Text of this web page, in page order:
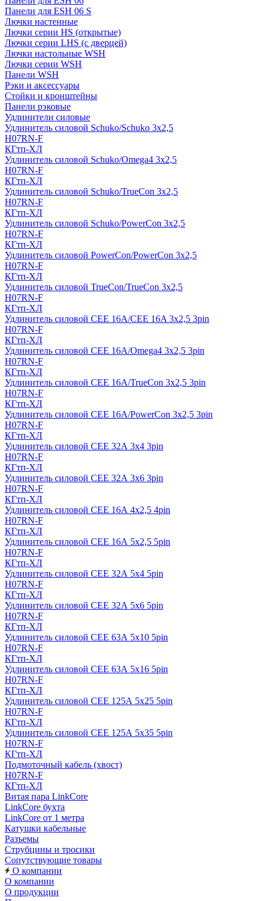
Панели для ESH 06 S
Лючки настенные
Лючки серии HS (открытые)
Лючки серии LHS (с дверцей)
Лючки настольные WSH
Лючки серии WSH
Панели WSH
Рэки и аксессуары
Стойки и кронштейны
Панели рэковые
Удлинители силовые
Удлинитель силовой Schuko/Schuko 3х2,5
H07RN-F
КГтп-ХЛ
Удлинитель силовой Schuko/Omega4 3х2,5
H07RN-F
КГтп-ХЛ
Удлинитель силовой Schuko/TrueCon 3х2,5
H07RN-F
КГтп-ХЛ
Удлинитель силовой Schuko/PowerCon 3х2,5
H07RN-F
КГтп-ХЛ
Удлинитель силовой PowerCon/PowerCon 3х2,5
H07RN-F
КГтп-ХЛ
Удлинитель силовой TrueCon/TrueCon 3х2,5
H07RN-F
КГтп-ХЛ
Удлинитель силовой CEE 16A/CEE 16A 3х2,5 3pin
H07RN-F
КГтп-ХЛ
Удлинитель силовой CEE 16A/Omega4 3х2,5 3pin
H07RN-F
КГтп-ХЛ
Удлинитель силовой CEE 16A/TrueCon 3х2,5 3pin
H07RN-F
КГтп-ХЛ
Удлинитель силовой CEE 16A/PowerCon 3х2,5 3pin
H07RN-F
КГтп-ХЛ
Удлинитель силовой CEE 32А 3х4 3pin
H07RN-F
КГтп-ХЛ
Удлинитель силовой CEE 32А 3х6 3pin
H07RN-F
КГтп-ХЛ
Удлинитель силовой CEE 16А 4х2,5 4pin
H07RN-F
КГтп-ХЛ
Удлинитель силовой CEE 16А 5x2,5 5pin
H07RN-F
КГтп-ХЛ
Удлинитель силовой CEE 32А 5x4 5pin
H07RN-F
КГтп-ХЛ
Удлинитель силовой CEE 32А 5x6 5pin
H07RN-F
КГтп-ХЛ
Удлинитель силовой CEE 63А 5x10 5pin
H07RN-F
КГтп-ХЛ
Удлинитель силовой CEE 63А 5x16 5pin
H07RN-F
КГтп-ХЛ
Удлинитель силовой CEE 125А 5x25 5pin
H07RN-F
КГтп-ХЛ
Удлинитель силовой CEE 125А 5x35 5pin
H07RN-F
КГтп-ХЛ
Подмоточный кабель (хвост)
H07RN-F
КГтп-ХЛ
Витая пара LinkCore
LinkCore бухта
LinkCore от 1 метра
Катушки кабельные
Разъемы
Струбцины и тросики
Сопутствующие товары
О компании
О компании
О продукции